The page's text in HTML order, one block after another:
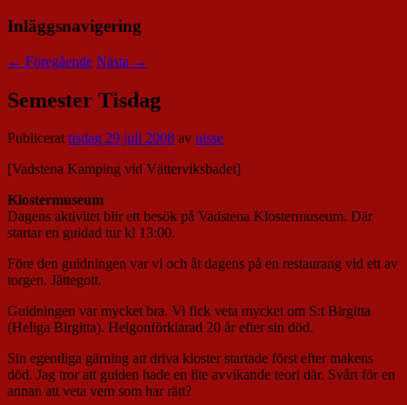
Inläggsnavigering
← Föregående Nästa →
Semester Tisdag
Publicerattisdag 29 juli 2008 av nisse
[Vadstena Kamping vid Vätterviksbadet]
Klostermuseum
Dagens aktivitet blir ett besök på Vadstena Klostermuseum. Där
startar en guidad tur kl 13:00.
Före den guidningen var vi och åt dagens på en restaurang vid ett av
torgen. Jättegott.
Guidningen var mycket bra. Vi fick veta mycket om S:t Birgitta
(Heliga Birgitta). Helgonförklarad 20 år efter sin död.
Sin egentliga gärning att driva kloster startade först efter makens
död. Jag tror att guiden hade en lite avvikande teori där. Svårt för en
annan att veta vem som har rätt?